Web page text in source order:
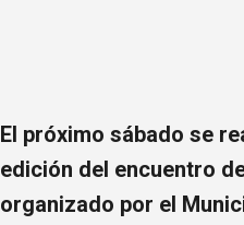
El próximo sábado se
edición del encuentro
organizado por el